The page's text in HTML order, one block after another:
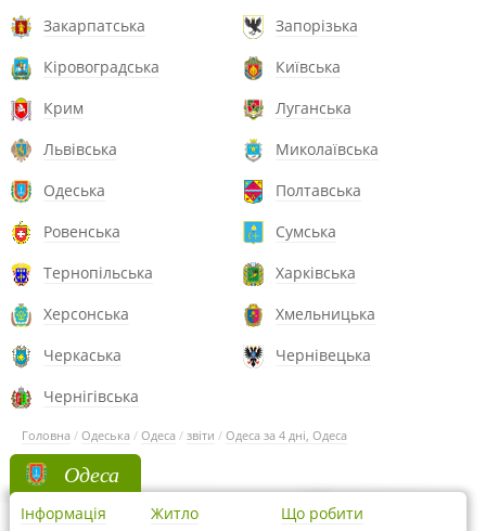
Закарпатська
Запорізька
Кіровоградська
Київська
Крим
Луганська
Львівська
Миколаївська
Одеська
Полтавська
Ровенська
Сумська
Тернопільська
Харківська
Херсонська
Хмельницька
Черкаська
Чернівецька
Чернігівська
Головна / Одеська / Одеса / звіти / Одеса за 4 дні, Одеса
Одеса
Інформація Житло Що робити